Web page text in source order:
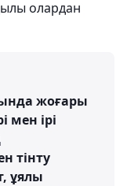
олардан
жоғары
мен ірі
тінту
ұялы